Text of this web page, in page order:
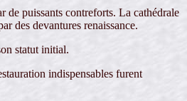
de puissants contreforts. La cathédrale
des devantures renaissance.
statut initial.
indispensables furent